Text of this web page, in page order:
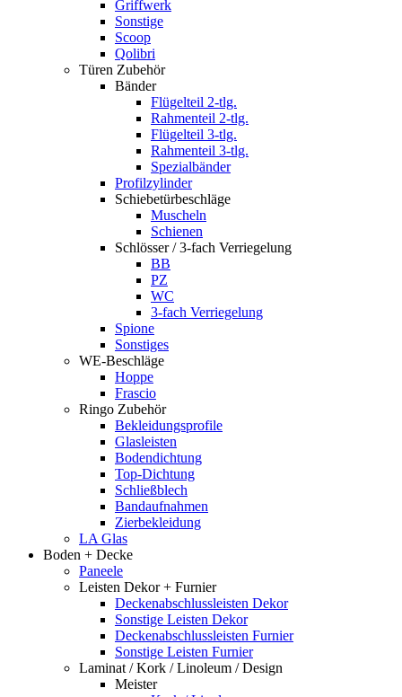
Griffwerk
Sonstige
Scoop
Qolibri
Türen Zubehör
Bänder
Flügelteil 2-tlg.
Rahmenteil 2-tlg.
Flügelteil 3-tlg.
Rahmenteil 3-tlg.
Spezialbänder
Profilzylinder
Schiebetürbeschläge
Muscheln
Schienen
Schlösser / 3-fach Verriegelung
BB
PZ
WC
3-fach Verriegelung
Spione
Sonstiges
WE-Beschläge
Hoppe
Frascio
Ringo Zubehör
Bekleidungsprofile
Glasleisten
Bodendichtung
Top-Dichtung
Schließblech
Bandaufnahmen
Zierbekleidung
LA Glas
Boden + Decke
Paneele
Leisten Dekor + Furnier
Deckenabschlussleisten Dekor
Sonstige Leisten Dekor
Deckenabschlussleisten Furnier
Sonstige Leisten Furnier
Laminat / Kork / Linoleum / Design
Meister